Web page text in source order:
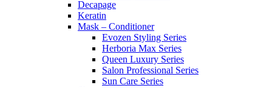
Decapage
Keratin
Mask – Conditioner
Evozen Styling Series
Herboria Max Series
Queen Luxury Series
Salon Professional Series
Sun Care Series